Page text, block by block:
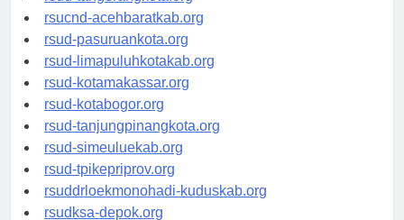
rsud-tangerangkota.org
rsucnd-acehbaratkab.org
rsud-pasuruankota.org
rsud-limapuluhkotakab.org
rsud-kotamakassar.org
rsud-kotabogor.org
rsud-tanjungpinangkota.org
rsud-simeuluekab.org
rsud-tpikepriprov.org
rsuddrloekmonohadi-kuduskab.org